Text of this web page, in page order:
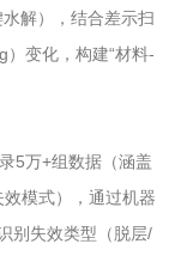
解），结合差示扫
变化，构建“材料-
5万+组数据（涵盖
模式），通过机器
别失效类型（脱层/